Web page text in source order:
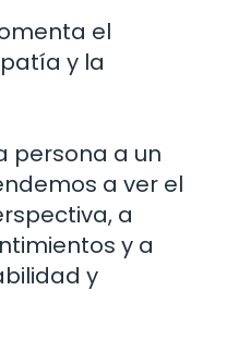
el
y la
persona a un
a ver el
a
y a
y